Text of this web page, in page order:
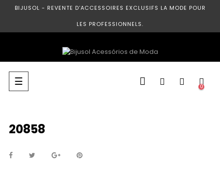
BIJUSOL - REVENTE D’ACCESSOIRES EXCLUSIFS LA MODE POUR
LES PROFESSIONNELS.
Basculer
la
☰ 0
20858